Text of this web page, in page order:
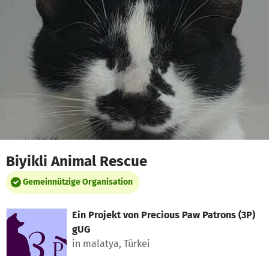
Zum Hauptinhalt springen
Erklärung zur Barrierefreiheit anzeigen
Biyikli Animal Rescue
Gemeinnützige Organisation
Ein Projekt von Precious Paw Patrons (3P)
gUG
in malatya, Türkei